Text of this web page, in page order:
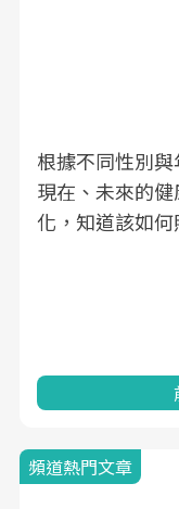
根據不同性別
現在、未來的
化，知道該如何
頻道熱門文章